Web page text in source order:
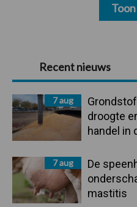
Primaire
Sidebar
Recent nieuws
7 aug
droogte
handel in
7 aug
De
mastitis